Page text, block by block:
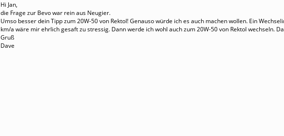
Hi Jan,
die Frage zur Bevo war rein aus Neugier.
Umso besser dein Tipp zum 20W-50 von Rektol! Genauso würde ich es auch machen wollen. Ein
km/a wäre mir ehrlich gesaft zu stressig. Dann werde ich wohl auch zum 20W-50 von Rektol wechseln.
Gruß
Dave